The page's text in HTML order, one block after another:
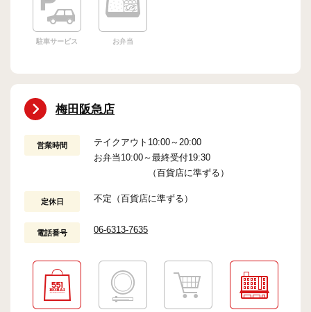
駐車サービス お弁当
梅田阪急店
営業時間
テイクアウト10:00～20:00
お弁当10:00～最終受付19:30
（百貨店に準ずる）
定休日 不定（百貨店に準ずる）
電話番号 06-6313-7635